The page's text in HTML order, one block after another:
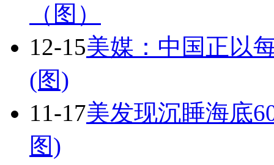
（图）
12-15美媒：中国正以
(图)
11-17美发现沉睡海底
图)